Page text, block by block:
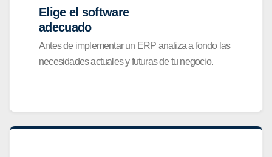
Elige el software
adecuado
Antes de implementar un ERP analiza a fondo las
necesidades actuales y futuras de tu negocio.